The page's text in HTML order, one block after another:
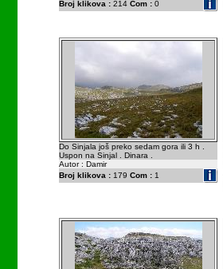
Broj klikova : 214 Com : 0
Do Sinjala još preko sedam gora ili 3 h .
Uspon na Sinjal . Dinara .
Autor : Damir
Broj klikova : 179 Com : 1